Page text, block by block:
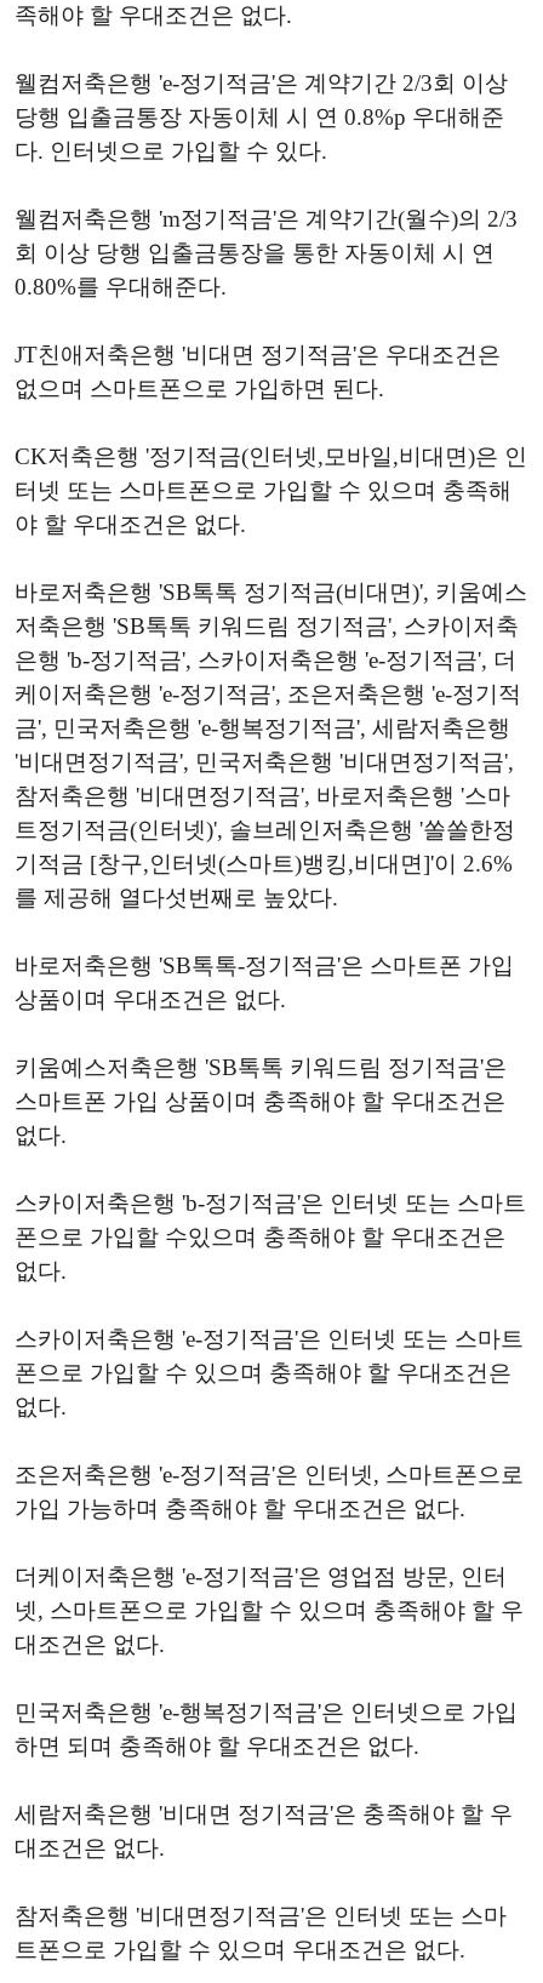
족해야 할 우대조건은 없다.
웰컴저축은행 'e-정기적금'은 계약기간 2/3회 이상
당행 입출금통장 자동이체 시 연 0.8%p 우대해준
다. 인터넷으로 가입할 수 있다.
웰컴저축은행 'm정기적금'은 계약기간(월수)의 2/3
회 이상 당행 입출금통장을 통한 자동이체 시 연
0.80%를 우대해준다.
JT친애저축은행 '비대면 정기적금'은 우대조건은
없으며 스마트폰으로 가입하면 된다.
CK저축은행 '정기적금(인터넷,모바일,비대면)은 인
터넷 또는 스마트폰으로 가입할 수 있으며 충족해
야 할 우대조건은 없다.
바로저축은행 'SB톡톡 정기적금(비대면)', 키움예스
저축은행 'SB톡톡 키워드림 정기적금', 스카이저축
은행 'b-정기적금', 스카이저축은행 'e-정기적금', 더
케이저축은행 'e-정기적금', 조은저축은행 'e-정기적
금', 민국저축은행 'e-행복정기적금', 세람저축은행
'비대면정기적금', 민국저축은행 '비대면정기적금',
참저축은행 '비대면정기적금', 바로저축은행 '스마
트정기적금(인터넷)', 솔브레인저축은행 '쏠쏠한정
기적금 [창구,인터넷(스마트)뱅킹,비대면]'이 2.6%
를 제공해 열다섯번째로 높았다.
바로저축은행 'SB톡톡-정기적금'은 스마트폰 가입
상품이며 우대조건은 없다.
키움예스저축은행 'SB톡톡 키워드림 정기적금'은
스마트폰 가입 상품이며 충족해야 할 우대조건은
없다.
스카이저축은행 'b-정기적금'은 인터넷 또는 스마트
폰으로 가입할 수있으며 충족해야 할 우대조건은
없다.
스카이저축은행 'e-정기적금'은 인터넷 또는 스마트
폰으로 가입할 수 있으며 충족해야 할 우대조건은
없다.
조은저축은행 'e-정기적금'은 인터넷, 스마트폰으로
가입 가능하며 충족해야 할 우대조건은 없다.
더케이저축은행 'e-정기적금'은 영업점 방문, 인터
넷, 스마트폰으로 가입할 수 있으며 충족해야 할 우
대조건은 없다.
민국저축은행 'e-행복정기적금'은 인터넷으로 가입
하면 되며 충족해야 할 우대조건은 없다.
세람저축은행 '비대면 정기적금'은 충족해야 할 우
대조건은 없다.
참저축은행 '비대면정기적금'은 인터넷 또는 스마
트폰으로 가입할 수 있으며 우대조건은 없다.